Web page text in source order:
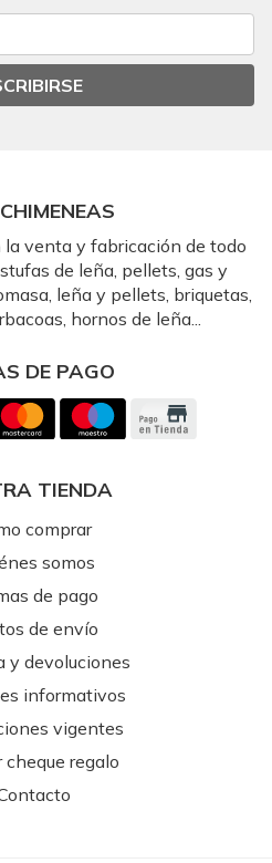
venta y fabricación de todo
de leña, pellets, gas y
leña y pellets, briquetas,
hornos de leña...
DE PAGO
TIENDA
comprar
somos
de pago
de envío
y devoluciones
informativos
vigentes
cheque regalo